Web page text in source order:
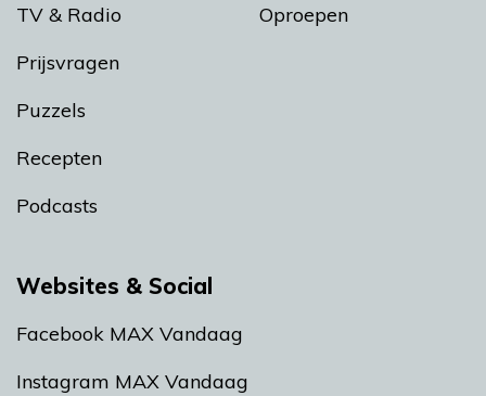
TV & Radio
Prijsvragen
Puzzels
Recepten
Podcasts
Oproepen
Websites & Social
Facebook MAX Vandaag
Instagram MAX Vandaag